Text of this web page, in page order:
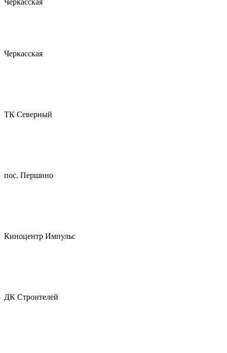
Черкасская
Черкасская
ТК Северный
пос. Першино
Киноцентр Импульс
ДК Строителей